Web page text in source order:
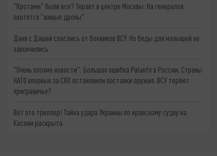
"Кротами" были все? Теракт в центре Москвы: На генералов
охотятся "живые дроны"
Даня с Дашей спаслись от боевиков ВСУ. Но беды для малышей не
закончились
"Очень плохие новости": Большая ошибка Palantir в России. Страны
НАТО впервые за СВО остановили поставки оружия. ВСУ теряют
приграничье?
Вот это триллер! Тайна удара Украины по иранскому судну на
Каспии раскрыта